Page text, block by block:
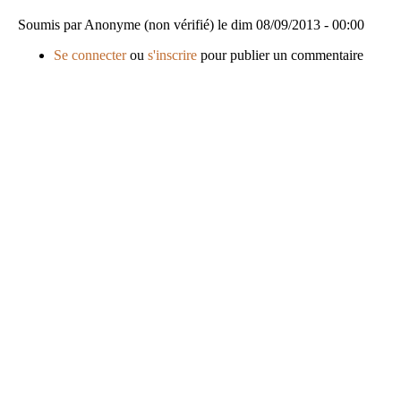
Soumis parAnonyme (non vérifié) le dim 08/09/2013 - 00:00
Se connecterou s'inscrire pour publier un commentaire